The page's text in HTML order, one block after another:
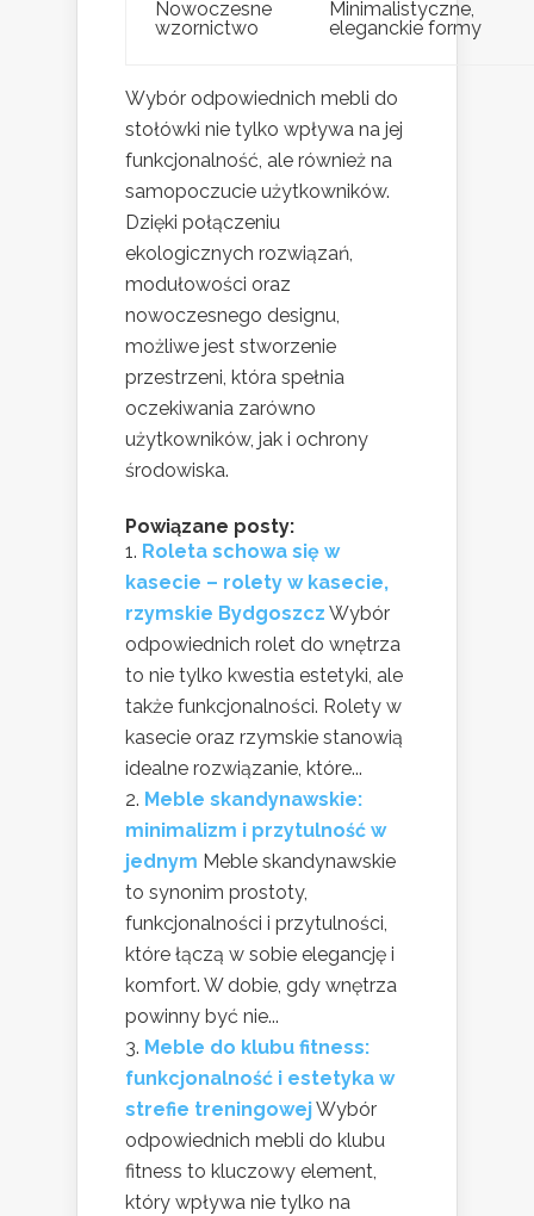
Nowoczesne
wzornictwo
Minimalistyczne,
eleganckie formy
Wybór odpowiednich mebli do
stołówki nie tylko wpływa na jej
funkcjonalność, ale również na
samopoczucie użytkowników.
Dzięki połączeniu
ekologicznych rozwiązań,
modułowości oraz
nowoczesnego designu,
możliwe jest stworzenie
przestrzeni, która spełnia
oczekiwania zarówno
użytkowników, jak i ochrony
środowiska.
Powiązane posty:
Roleta schowa się w
kasecie – rolety w kasecie,
rzymskie Bydgoszcz Wybór
odpowiednich rolet do wnętrza
to nie tylko kwestia estetyki, ale
także funkcjonalności. Rolety w
kasecie oraz rzymskie stanowią
idealne rozwiązanie, które...
Meble skandynawskie:
minimalizm i przytulność w
jednym Meble skandynawskie
to synonim prostoty,
funkcjonalności i przytulności,
które łączą w sobie elegancję i
komfort. W dobie, gdy wnętrza
powinny być nie...
Meble do klubu fitness:
funkcjonalność i estetyka w
strefie treningowejWybór
odpowiednich mebli do klubu
fitness to kluczowy element,
który wpływa nie tylko na